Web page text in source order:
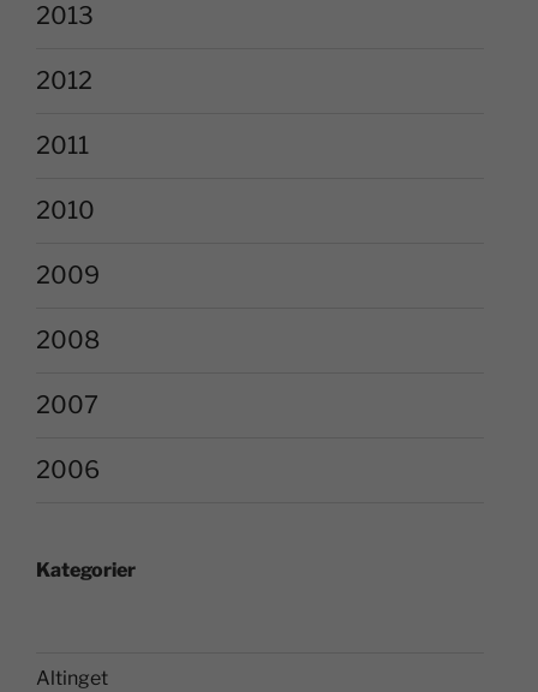
2013
2012
2011
2010
2009
2008
2007
2006
Kategorier
Altinget